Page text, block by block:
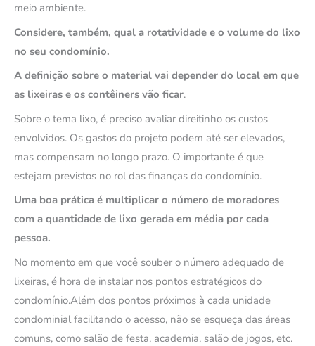
meio ambiente.
Considere, também, qual a rotatividade e o volume do lixo
no seu condomínio.
A definição sobre o material vai depender do local em que
as lixeiras e os contêiners vão ficar.
Sobre o tema lixo, é preciso avaliar direitinho os custos
envolvidos. Os gastos do projeto podem até ser elevados,
mas compensam no longo prazo. O importante é que
estejam previstos no rol das finanças do condomínio.
Uma boa prática é multiplicar o número de moradores
com a quantidade de lixo gerada em média por cada
pessoa.
No momento em que você souber o número adequado de
lixeiras, é hora de instalar nos pontos estratégicos do
condomínio.Além dos pontos próximos à cada unidade
condominial facilitando o acesso, não se esqueça das áreas
comuns, como salão de festa, academia, salão de jogos, etc.